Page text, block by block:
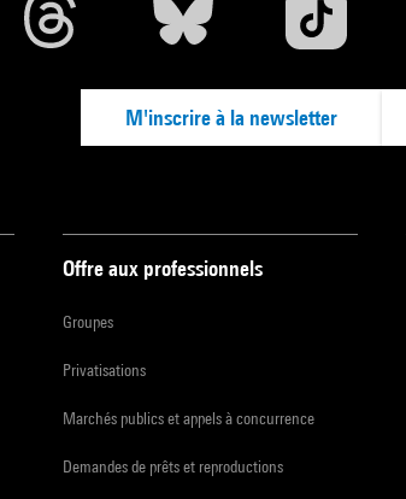
M'inscrire à la newsletter
Offre aux professionnels
Groupes
Privatisations
Marchés publics et appels à concurrence
Demandes de prêts et reproductions